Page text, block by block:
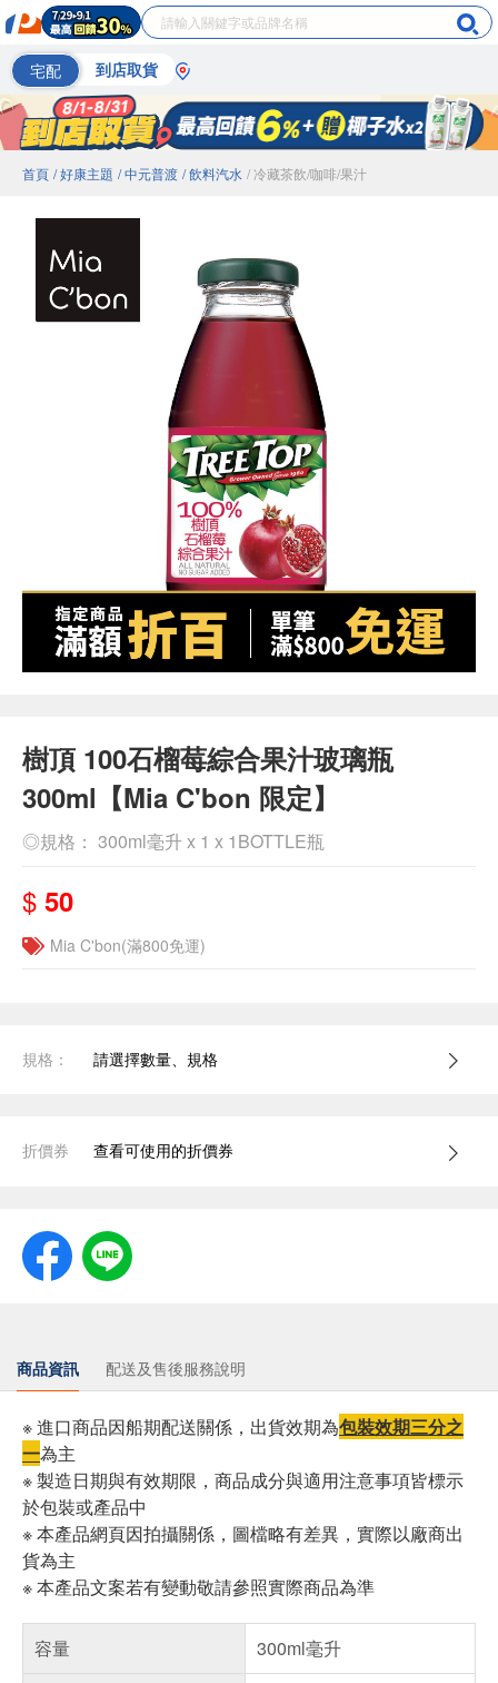
宅配 到店取貨
首頁 / 好康主題 / 中元普渡 / 飲料汽水 / 冷藏茶飲/咖啡/果汁
樹頂 100石榴莓綜合果汁玻璃瓶
300ml【Mia C'bon 限定】
◎規格： 300ml毫升 x 1 x 1BOTTLE瓶
$ 50
Mia C'bon(滿800免運)
規格： 請選擇數量、規格
折價券 查看可使用的折價券
商品資訊 配送及售後服務說明
※ 進口商品因船期配送關係，出貨效期為包裝效期三分之
一為主
※ 製造日期與有效期限，商品成分與適用注意事項皆標示
於包裝或產品中
※ 本產品網頁因拍攝關係，圖檔略有差異，實際以廠商出
貨為主
※ 本產品文案若有變動敬請參照實際商品為準
容量
300ml毫升